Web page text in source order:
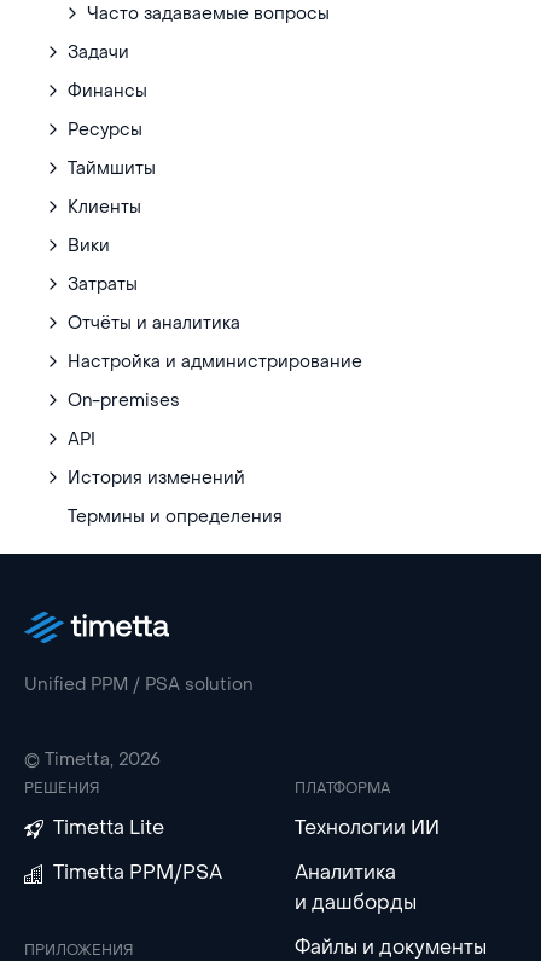
Часто задаваемые вопросы
Задачи
Финансы
Ресурсы
Таймшиты
Клиенты
Вики
Затраты
Отчёты и аналитика
Настройка и администрирование
On-premises
API
История изменений
Термины и определения
Unified PPM / PSA solution
© Timetta, 2026
РЕШЕНИЯ
Timetta Lite
Timetta PPM/PSA
ПРИЛОЖЕНИЯ
ПЛАТФОРМА
Технологии ИИ
Аналитика
и дашборды
Файлы и документы